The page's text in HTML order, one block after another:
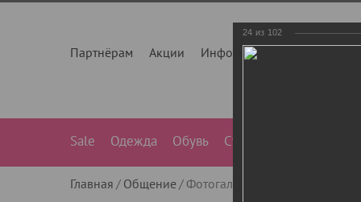
Партнёрам Акции Инфо О нас
Sale Одежда Обувь Сумки
Главная Общение Фотогалерея
24 из 102